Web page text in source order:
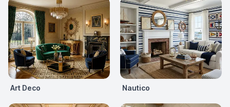
Art Deco Nautico